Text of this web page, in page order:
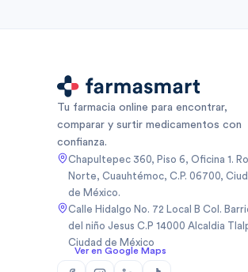
Tu farmacia online para encontrar,
comparar y surtir medicamentos con
confianza.
Chapultepec 360, Piso 6, Oficina 1.
Norte, Cuauhtémoc, C.P. 06700,
de México.
Calle Hidalgo No. 72 Local B Col.
del niño Jesus C.P 14000 Alcaldia
Ciudad de México
Ver en Google Maps